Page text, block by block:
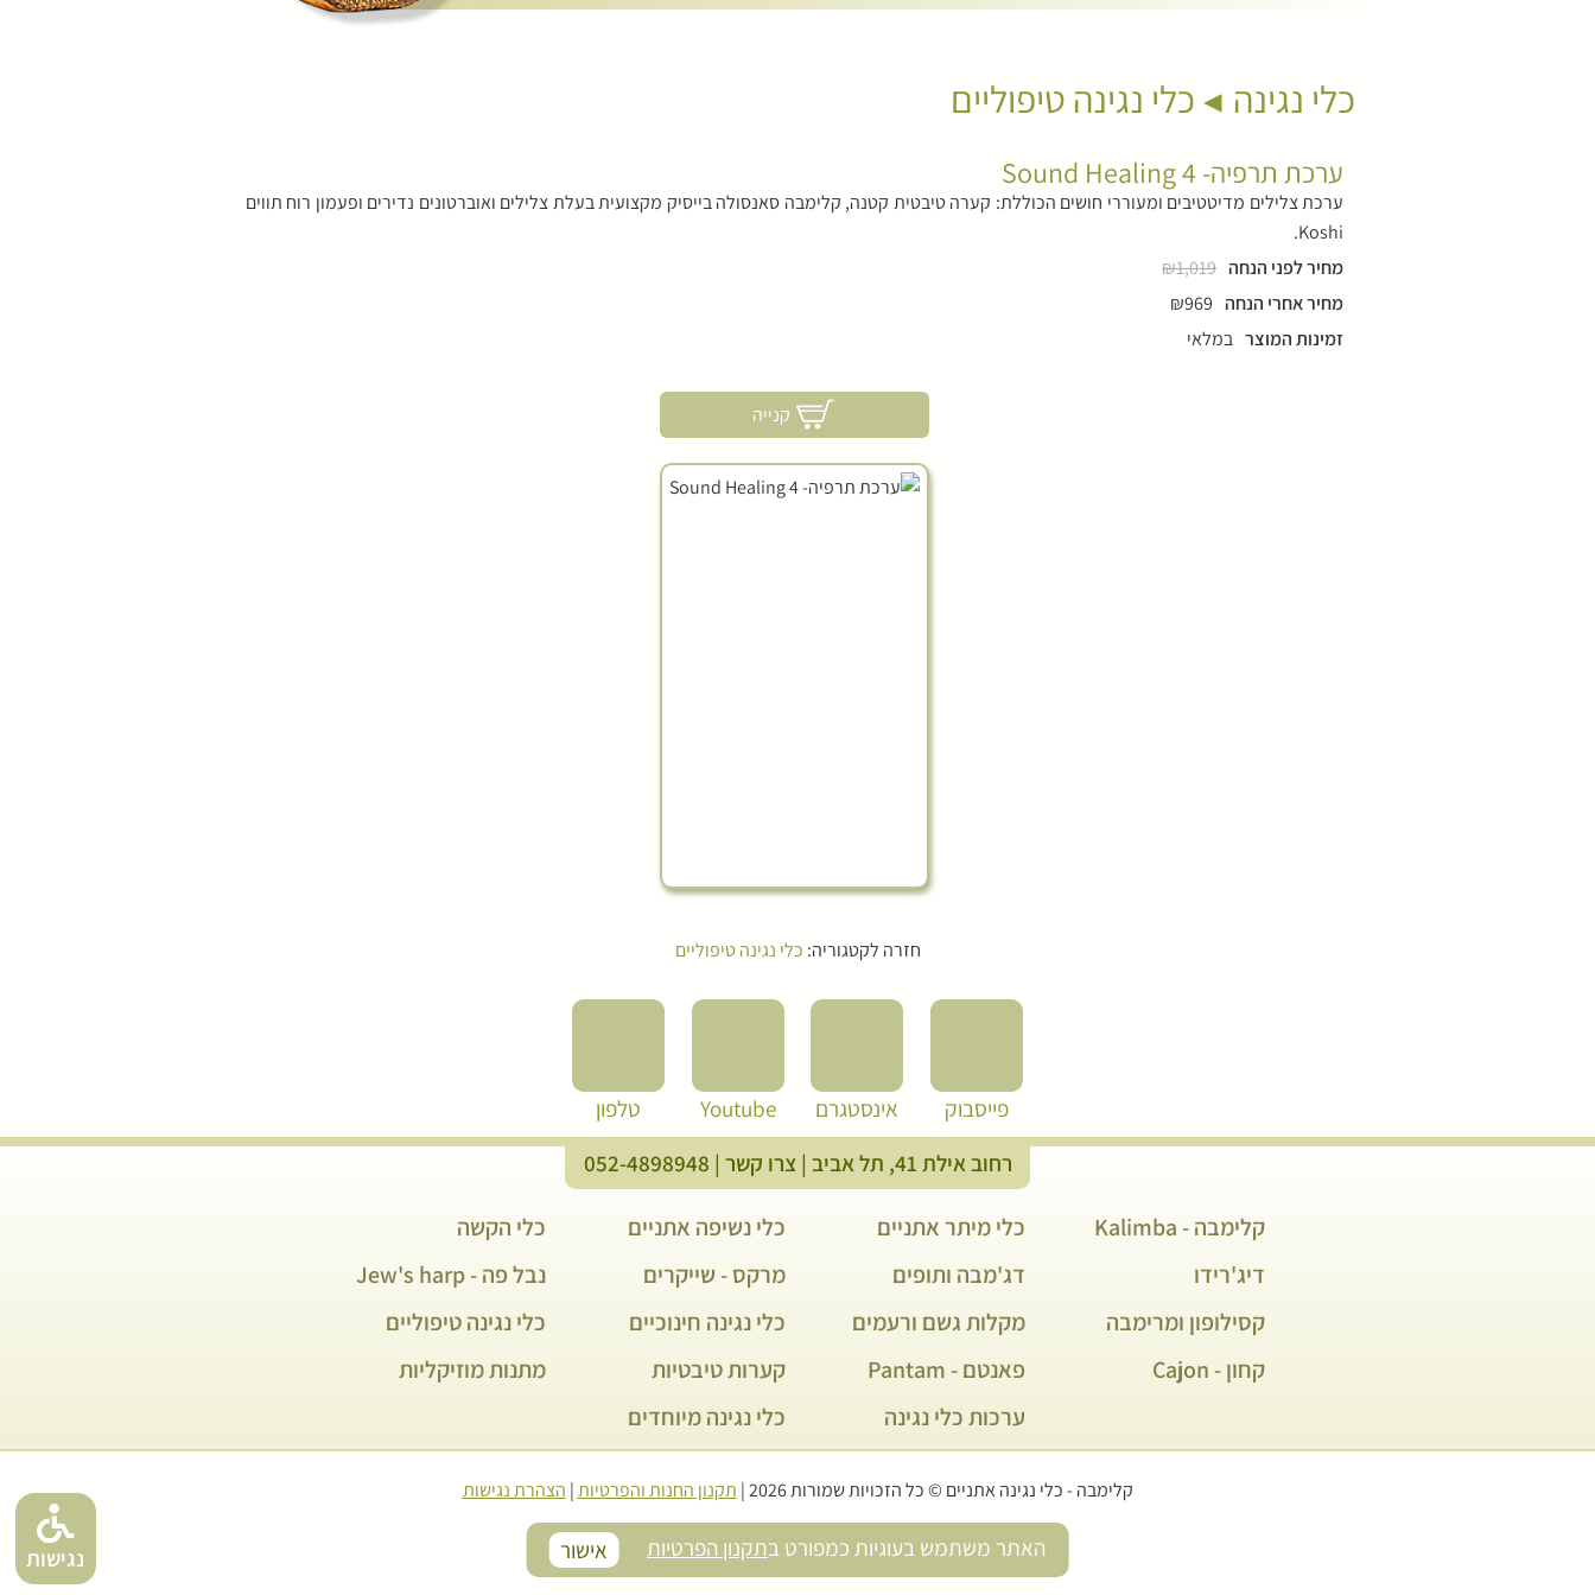
נגישות
כלי נגינה כלי נגינה טיפוליים
ערכת תרפיה- Sound Healing 4
ערכת צלילים מדיטטיבים ומעוררי חושים הכוללת: קערה טיבטית קטנה, קלימבה סאנסולה בייסיק מקצועית בעלת צלילים ואוברטונים נדירים ופעמון רוח תווים
Koshi.
מחיר לפני הנחה ₪1,019
מחיר אחרי הנחה ₪969
זמינות המוצר במלאי
קנייה
חזרה לקטגוריה: כלי נגינה טיפוליים
פייסבוק אינסטגרם Youtube
טלפון
רחוב אילת 41, תל אביב |
צרו קשר |
052-4898948
קלימבה - Kalimba כלי מיתר אתניים כלי נשיפה אתניים
כלי הקשה
דיג'רידו
דג'מבה ותופים מרקס - שייקרים
נבל פה - Jew's harp
קסילופון ומרימבה
מקלות גשם ורעמים כלי נגינה חינוכיים
כלי נגינה טיפוליים
קחון - Cajon
פאנטם - Pantam קערות טיבטיות
מתנות מוזיקליות
ערכות כלי נגינה
כלי נגינה מיוחדים
קלימבה - כלי נגינה אתניים © כל הזכויות שמורות 2026 תקנון החנות והפרטיות| הצהרת נגישות
האתר משתמש בעוגיות כמפורט בתקנון הפרטיות אישור